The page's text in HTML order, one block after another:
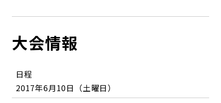
大会情報
日程
2017年6月10日（土曜日）